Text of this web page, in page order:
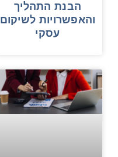
הבנת התהליך
והאפשרויות לשיקום
עסקי